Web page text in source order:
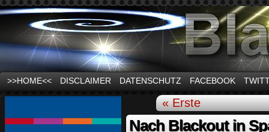
News und Infos zum Thema Stromausfall
>>HOME<< DISCLAIMER DATENSCHUTZ FACEBOOK
« Erste
Nach Blackout in